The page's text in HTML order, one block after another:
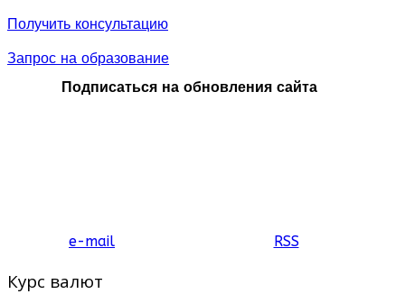
Получить консультацию
Запрос на образование
Подписаться на обновления сайта
e-mail RSS
Курс валют